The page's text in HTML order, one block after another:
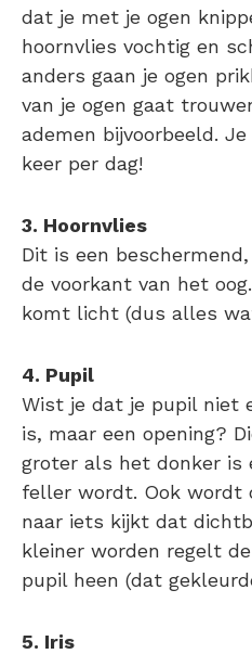
dat je met je ogen
hoornvlies vochtig en
anders gaan je ogen
van je ogen gaat
ademen bijvoorbeeld. Je
keer per dag!
3. Hoornvlies
Dit is een
de voorkant van het
komt licht (dus alles
4. Pupil
Wist je dat je pupil niet
is, maar een opening?
groter als het donker
feller wordt. Ook wordt
naar iets kijkt dat
kleiner worden regelt
pupil heen (dat
5. Iris